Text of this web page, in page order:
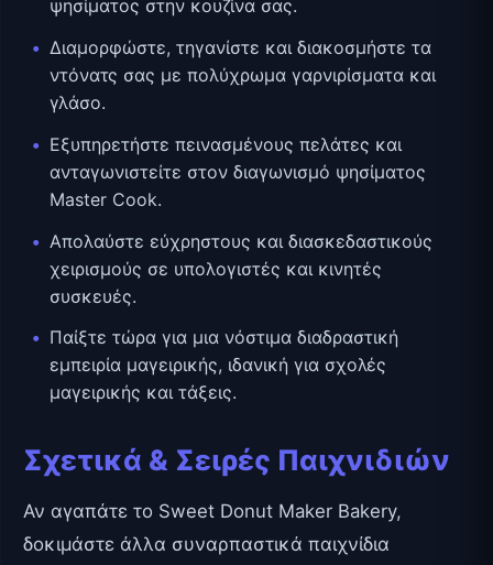
ψησίματος στην κουζίνα σας.
Διαμορφώστε, τηγανίστε και διακοσμήστε τα
ντόνατς σας με πολύχρωμα γαρνιρίσματα και
γλάσο.
Εξυπηρετήστε πεινασμένους πελάτες και
ανταγωνιστείτε στον διαγωνισμό ψησίματος
Master Cook.
Απολαύστε εύχρηστους και διασκεδαστικούς
χειρισμούς σε υπολογιστές και κινητές
συσκευές.
Παίξτε τώρα για μια νόστιμα διαδραστική
εμπειρία μαγειρικής, ιδανική για σχολές
μαγειρικής και τάξεις.
Σχετικά & Σειρές Παιχνιδιών
Αν αγαπάτε το Sweet Donut Maker Bakery,
δοκιμάστε άλλα συναρπαστικά παιχνίδια